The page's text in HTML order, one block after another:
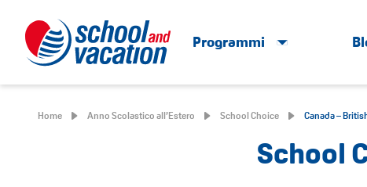
Programmi
Home Anno Scolastico all’Estero School Choice Canada –
School